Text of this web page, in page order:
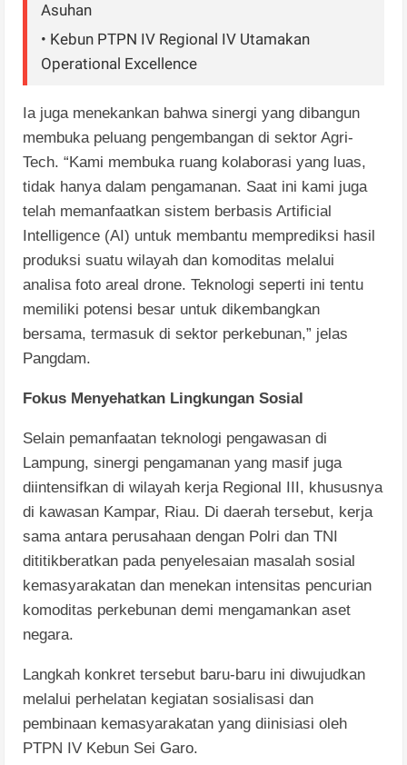
Asuhan
• Kebun PTPN IV Regional IV Utamakan
Operational Excellence
Ia juga menekankan bahwa sinergi yang dibangun
membuka peluang pengembangan di sektor Agri-
Tech. “Kami membuka ruang kolaborasi yang luas,
tidak hanya dalam pengamanan. Saat ini kami juga
telah memanfaatkan sistem berbasis Artificial
Intelligence (AI) untuk membantu memprediksi hasil
produksi suatu wilayah dan komoditas melalui
analisa foto areal drone. Teknologi seperti ini tentu
memiliki potensi besar untuk dikembangkan
bersama, termasuk di sektor perkebunan,” jelas
Pangdam.
Fokus Menyehatkan Lingkungan Sosial
Selain pemanfaatan teknologi pengawasan di
Lampung, sinergi pengamanan yang masif juga
diintensifkan di wilayah kerja Regional III, khususnya
di kawasan Kampar, Riau. Di daerah tersebut, kerja
sama antara perusahaan dengan Polri dan TNI
dititikberatkan pada penyelesaian masalah sosial
kemasyarakatan dan menekan intensitas pencurian
komoditas perkebunan demi mengamankan aset
negara.
Langkah konkret tersebut baru-baru ini diwujudkan
melalui perhelatan kegiatan sosialisasi dan
pembinaan kemasyarakatan yang diinisiasi oleh
PTPN IV Kebun Sei Garo.